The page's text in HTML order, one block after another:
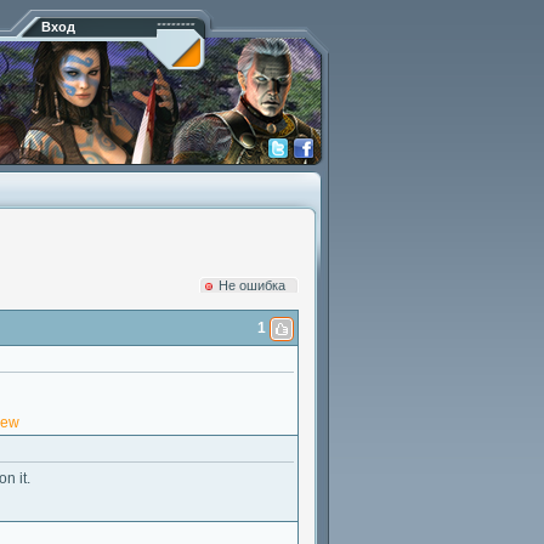
Вход
Hе ошибка
1
it.